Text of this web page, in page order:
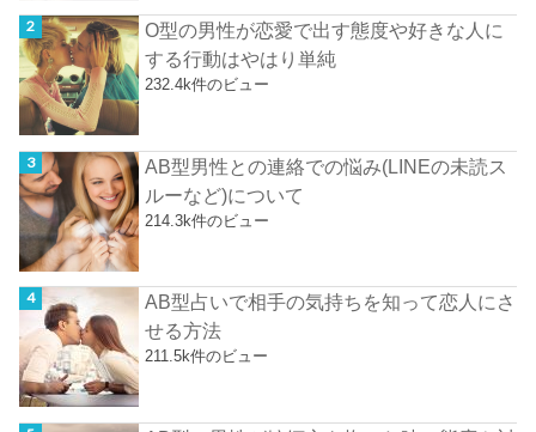
O型の男性が恋愛で出す態度や好きな人に
する行動はやはり単純
232.4k件のビュー
AB型男性との連絡での悩み(LINEの未読ス
ルーなど)について
214.3k件のビュー
AB型占いで相手の気持ちを知って恋人にさ
せる方法
211.5k件のビュー